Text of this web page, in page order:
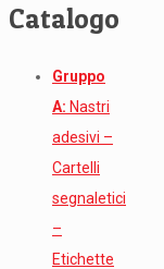
Catalogo
Gruppo
A: Nastri
adesivi –
Cartelli
segnaletici
–
Etichette